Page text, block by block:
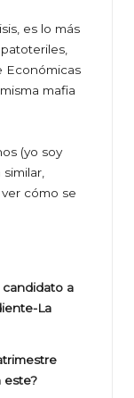
es lo más
Económicas
mafia
(yo soy
cómo se
candidato a
La
este?